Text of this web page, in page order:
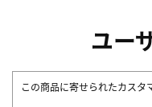
ユー
この商品に寄せられたカスタ